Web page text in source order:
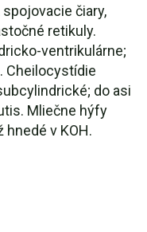
čiary,
retikuly.
ventrikulárne;
Cheilocystídie
do asi
Mliečne hýfy
v KOH.